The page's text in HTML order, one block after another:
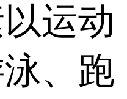
运动
泳、跑